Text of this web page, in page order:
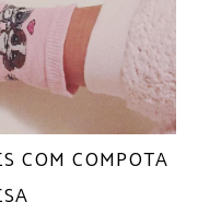
COM COMPOTA